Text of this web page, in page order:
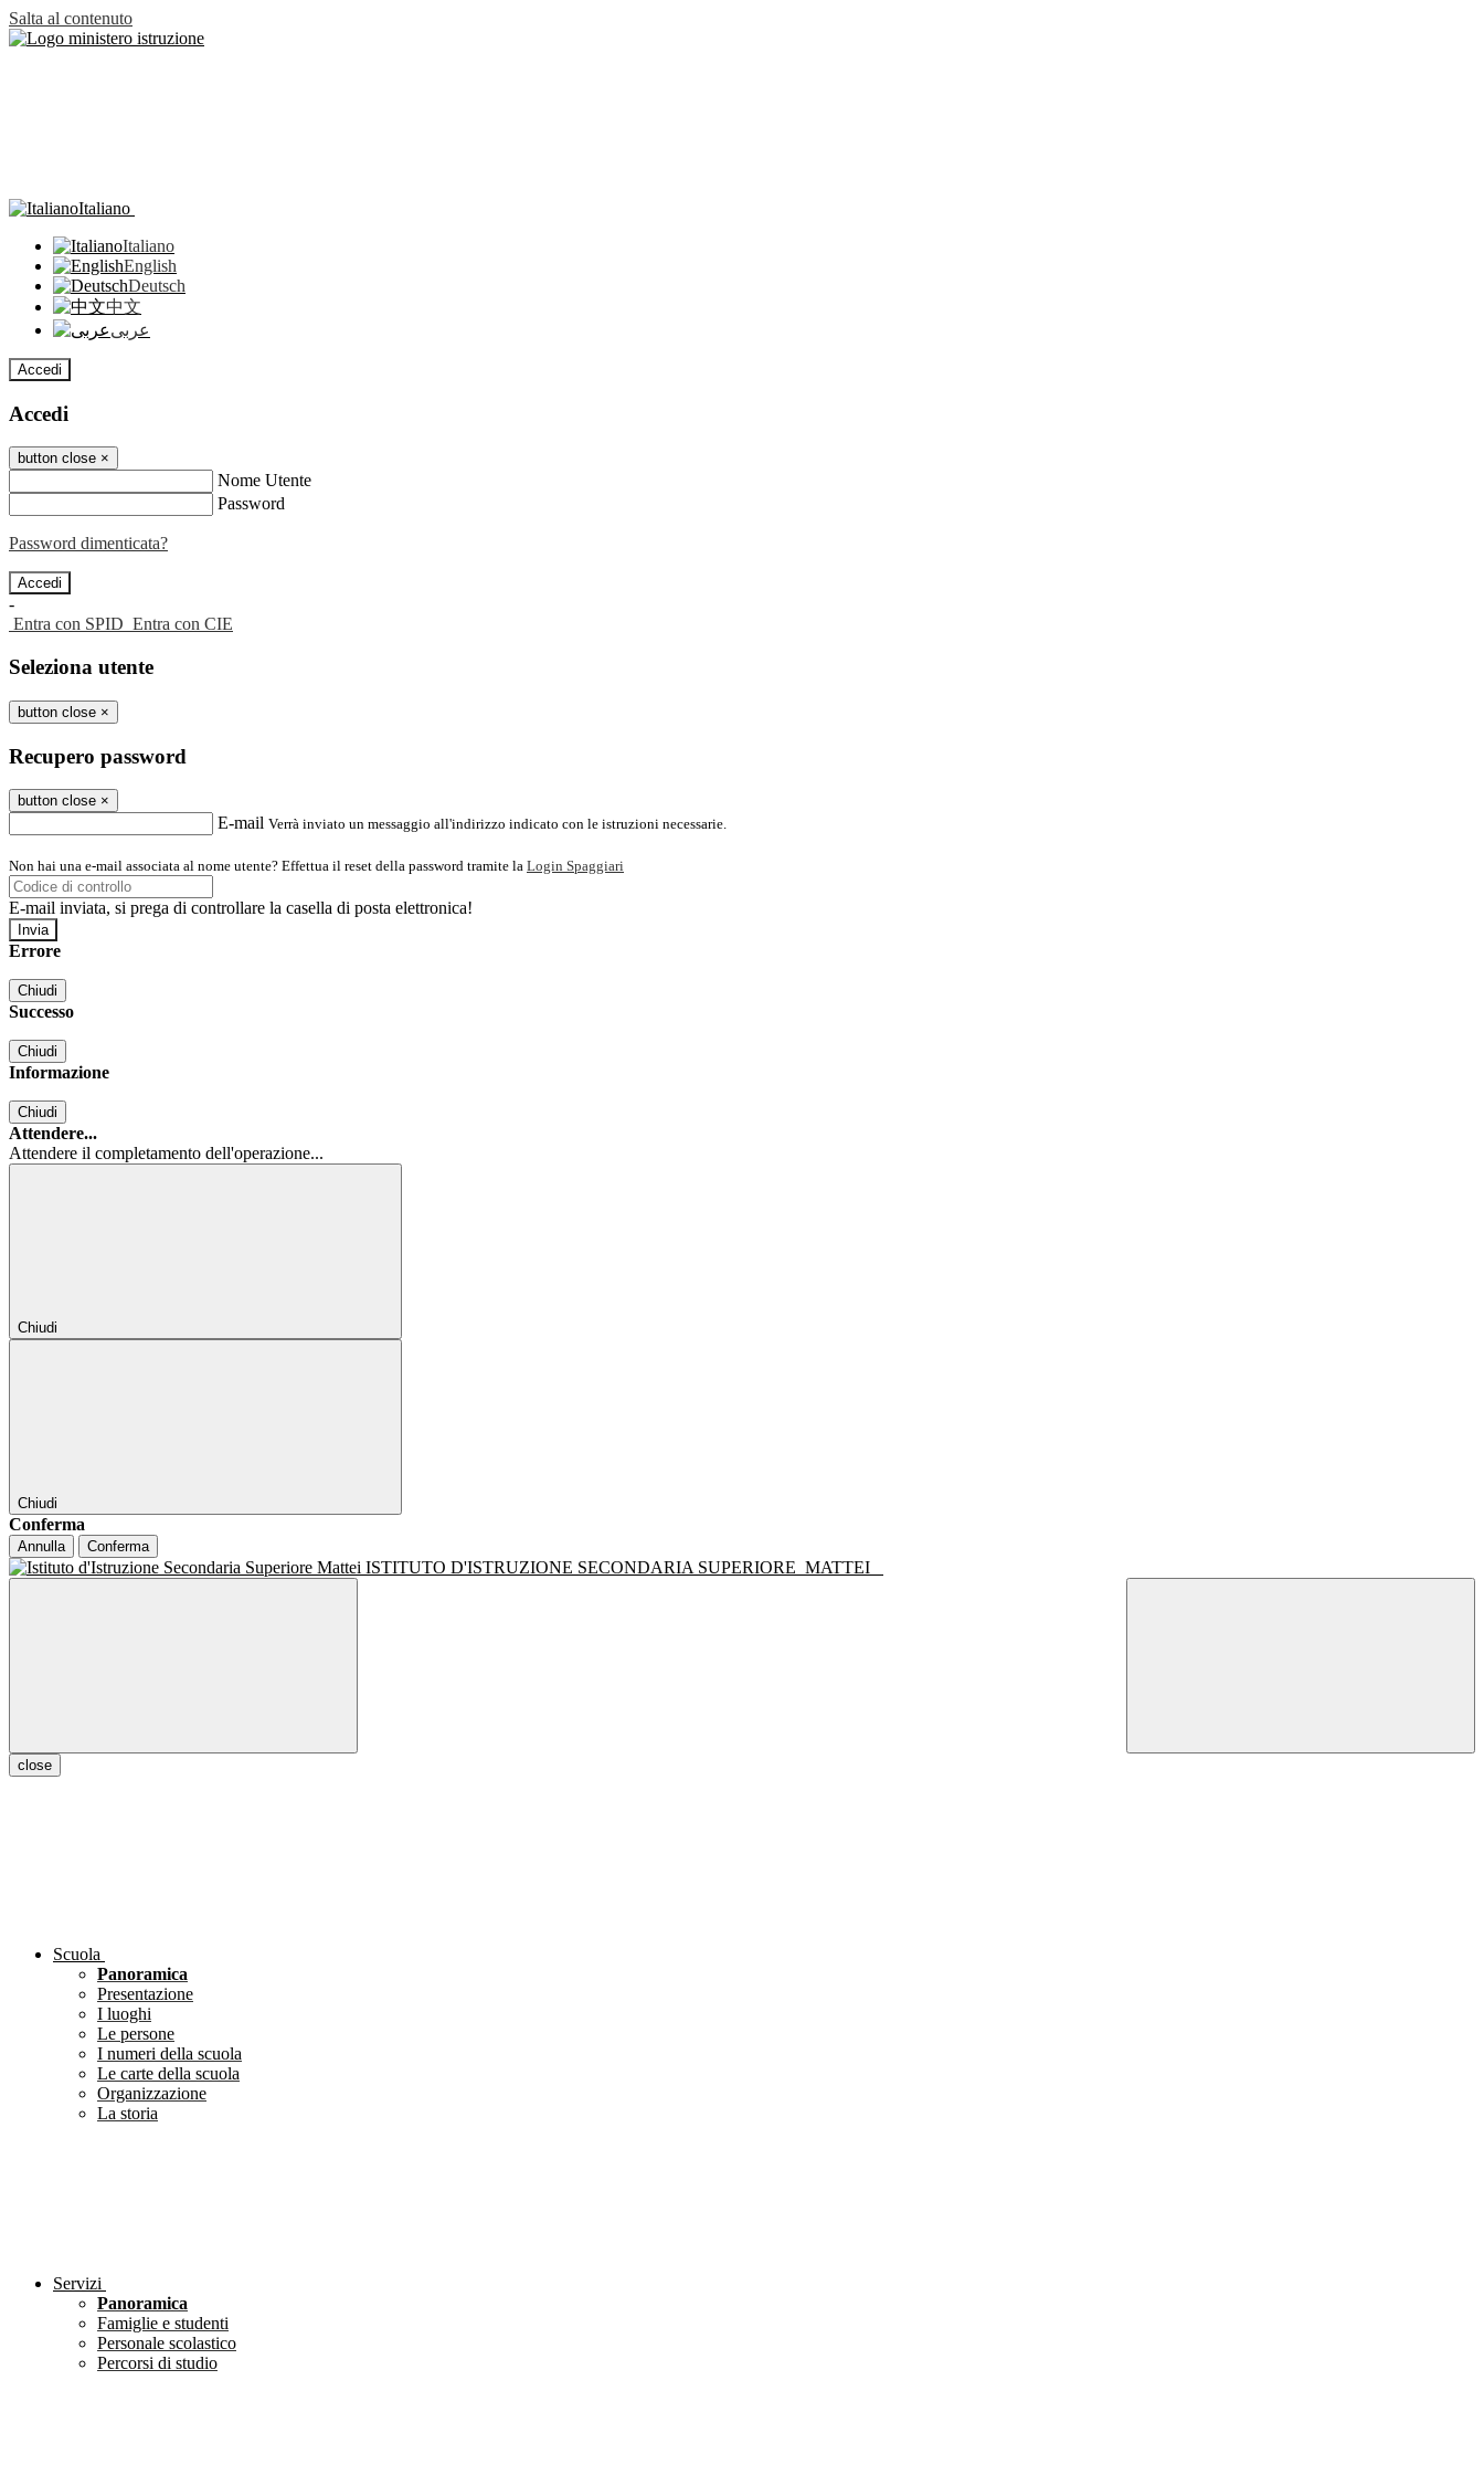
Salta al contenuto
Italiano
Italiano
English
Deutsch
中文
عربى
Accedi
Accedi
button close ×
Nome Utente
Password
Password dimenticata?
-
Entra con SPID Entra con CIE
Seleziona utente
button close ×
Recupero password
button close ×
E-mail Verrà inviato un messaggio all'indirizzo indicato con le istruzioni necessarie.
Non hai una e-mail associata al nome utente? Effettua il reset della password tramite la Login Spaggiari
E-mail inviata, si prega di controllare la casella di posta elettronica!
Errore
Chiudi
Successo
Chiudi
Informazione
Chiudi
Attendere...
Attendere il completamento dell'operazione...
Chiudi
Chiudi
Conferma
Annulla Conferma
ISTITUTO D'ISTRUZIONE SECONDARIA SUPERIORE MATTEI
close
Scuola
Panoramica
Presentazione
I luoghi
Le persone
I numeri della scuola
Le carte della scuola
Organizzazione
La storia
Servizi
Panoramica
Famiglie e studenti
Personale scolastico
Percorsi di studio